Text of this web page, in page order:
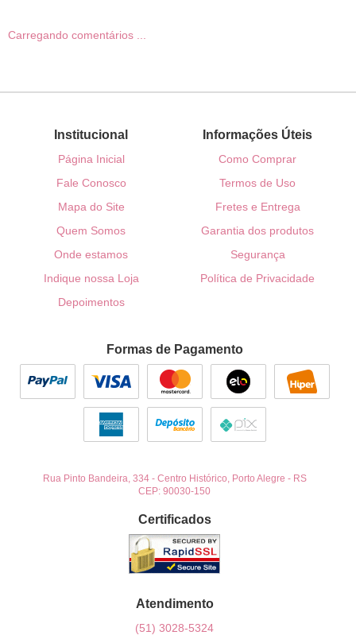
Carregando comentários ...
Institucional
Página Inicial
Fale Conosco
Mapa do Site
Quem Somos
Onde estamos
Indique nossa Loja
Depoimentos
Informações Úteis
Como Comprar
Termos de Uso
Fretes e Entrega
Garantia dos produtos
Segurança
Política de Privacidade
Formas de Pagamento
Rua Pinto Bandeira, 334- Centro Histórico, Porto Alegre - RS
CEP: 90030-150
Certificados
Atendimento
(51) 3028-5324